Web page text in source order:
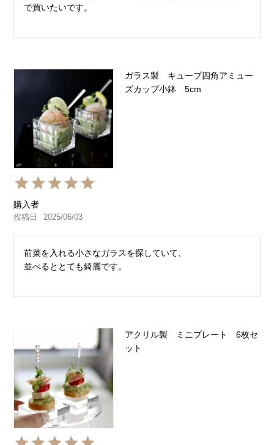
で買いたいです。
ガラス製 キューブ四角アミュー
ズカップ小鉢 5cm
購入者
投稿日 2025/06/03
前菜を入れる小さなガラスを探していて、
並べるととても綺麗です。
アクリル製 ミニプレート 6枚セ
ット